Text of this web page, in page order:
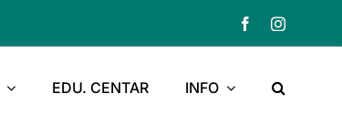
EDU. CENTAR INFO